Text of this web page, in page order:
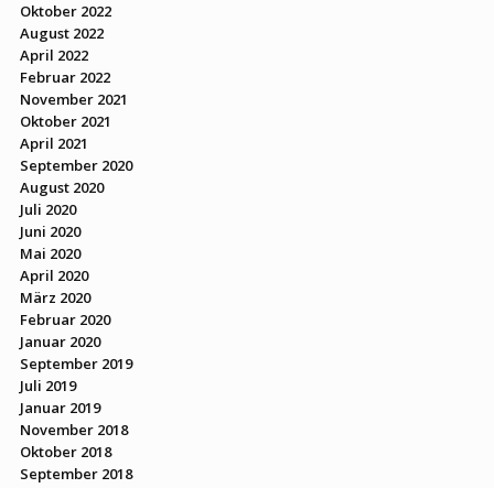
Oktober 2022
August 2022
April 2022
Februar 2022
November 2021
Oktober 2021
April 2021
September 2020
August 2020
Juli 2020
Juni 2020
Mai 2020
April 2020
März 2020
Februar 2020
Januar 2020
September 2019
Juli 2019
Januar 2019
November 2018
Oktober 2018
September 2018